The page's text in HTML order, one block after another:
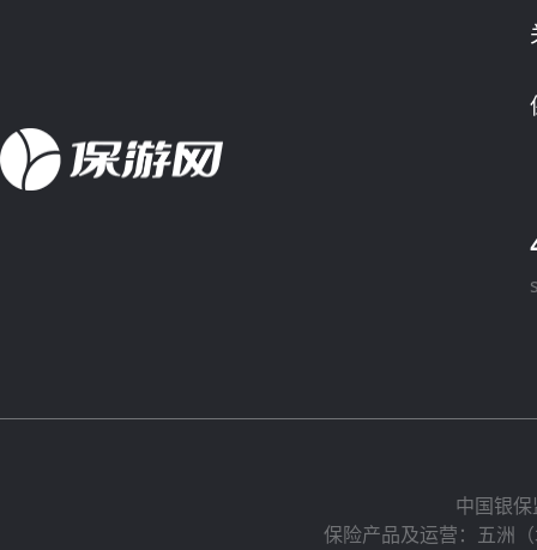
中国银
保险产品及运营：五洲